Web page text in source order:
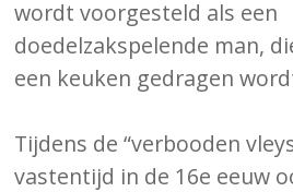
wordt voorgesteld als een
doedelzakspelende man,
een keuken gedragen
Tijdens de “verbooden
vastentijd in de 16e eeuw